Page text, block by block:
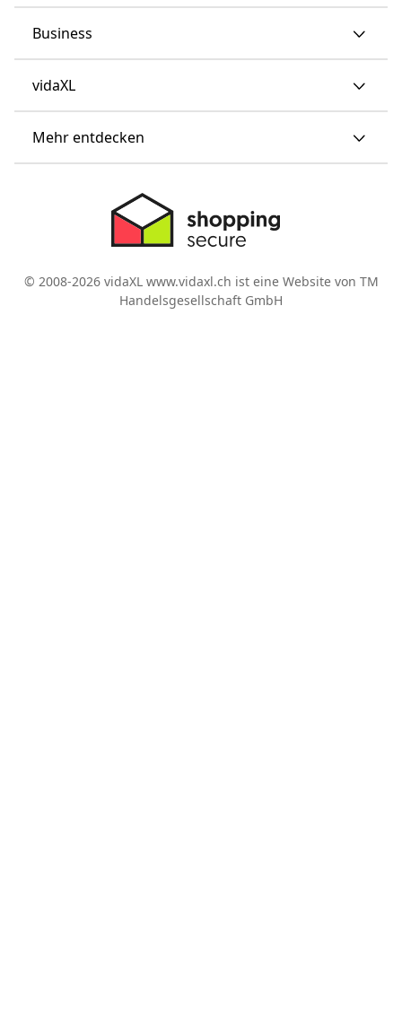
Business
vidaXL
Mehr entdecken
© 2008-2026 vidaXL www.vidaxl.ch ist eine Website von TM
Handelsgesellschaft GmbH